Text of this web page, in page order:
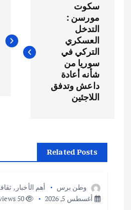
ص
م
ق
سكوت
مورسن :
التدخل
العسكري
التركي في
سوريا من
شأنه أعادة
داعش وتدفق
اللاجئين
Related Posts
وطن برس أهم الأخبار ,
أغسطس 5, 2026
50 views